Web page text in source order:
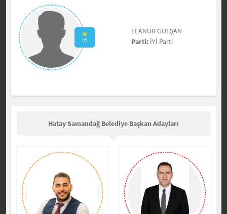
ELANUR GÜLŞAN
Parti: İYİ Parti
Hatay Samandağ Belediye Başkan Adayları